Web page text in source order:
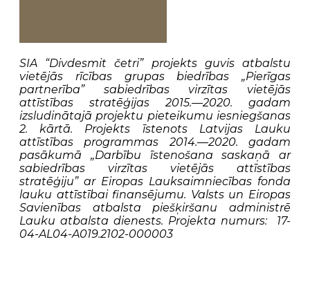
SIA “Divdesmit četri” projekts guvis atbalstu
vietējās rīcības grupas biedrības „Pierīgas
partnerība” sabiedrības virzītas vietējās
attīstības stratēģijas 2015.—2020. gadam
izsludinātajā projektu pieteikumu iesniegšanas
2. kārtā. Projekts īstenots Latvijas Lauku
attīstības programmas 2014.—2020. gadam
pasākumā „Darbību īstenošana saskaņā ar
sabiedrības virzītas vietējās attīstības
stratēģiju” ar Eiropas Lauksaimniecības fonda
lauku attīstībai finansējumu. Valsts un Eiropas
Savienības atbalsta piešķiršanu administrē
Lauku atbalsta dienests. Projekta numurs: 17-
04-AL04-A019.2102-000003